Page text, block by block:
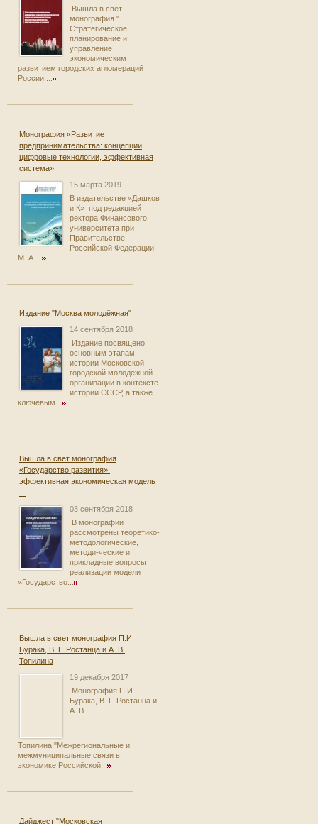
Вышла в свет
монография "
Стратегическое
планирование и
управление
экономическим
развитием городских агломераций
России:...
Монография «Развитие
предпринимательства: концепции,
цифровые технологии, эффективная
система»
15 марта 2019
В издательстве «Дашков
и К» под редакцией
ректора Финансового
университета при
Правительстве
Российской Федерации
М. А....
Издание "Москва молодёжная"
14 сентября 2018
Издание посвящено
основным этапам
истории Московской
городской молодёжной
организации в контексте
истории СССР, а также
ключевым...
Вышла в свет монография
«Государство развития»:
эффективная экономическая модель
03 сентября 2018
В монографии
рассмотрены теоретико-
методологические,
методи-ческие и
прикладные вопросы
реализации модели
«Государство...
Вышла в свет монография П.И.
Бурака, В. Г. Ростанца и А. В.
Топилина
19 декабря 2017
Монография П.И.
Бурака, В. Г. Ростанца и
А. В.
Топилина "Межрегиональные и
межмуниципальные связи в
экономике Российской...
Дайджест "Московская